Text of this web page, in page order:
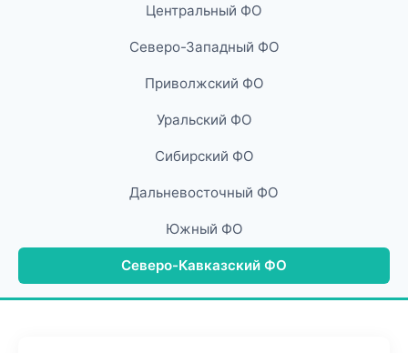
Центральный ФО
Северо-Западный ФО
Приволжский ФО
Уральский ФО
Сибирский ФО
Дальневосточный ФО
Южный ФО
Северо-Кавказский ФО